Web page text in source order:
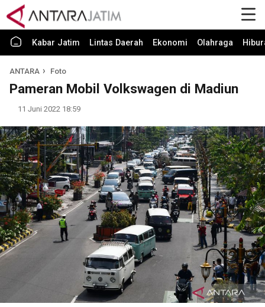
Kabar Jatim Lintas Daerah Ekonomi Olahraga
ANTARA Foto
Pameran Mobil Volkswagen di Madiun
11 Juni 2022 18:59